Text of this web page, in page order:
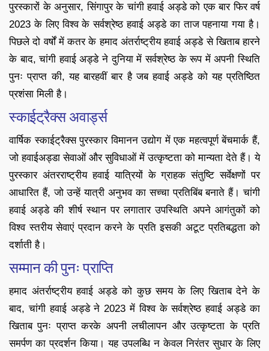
पुरस्कारों के अनुसार, सिंगापुर के चांगी हवाई अड्डे को एक बार फिर वर्ष
2023 के लिए विश्व के सर्वश्रेष्ठ हवाई अड्डे का ताज पहनाया गया है।
पिछले दो वर्षों में कतर के हमाद अंतर्राष्ट्रीय हवाई अड्डे से खिताब हारने
के बाद, चांगी हवाई अड्डे ने दुनिया में सर्वश्रेष्ठ के रूप में अपनी स्थिति
पुनः प्राप्त की, यह बारहवीं बार है जब हवाई अड्डे को यह प्रतिष्ठित
प्रशंसा मिली है।
स्काईट्रैक्स अवार्ड्स
वार्षिक स्काईट्रैक्स पुरस्कार विमानन उद्योग में एक महत्वपूर्ण बेंचमार्क हैं,
जो हवाईअड्डा सेवाओं और सुविधाओं में उत्कृष्टता को मान्यता देते हैं। ये
पुरस्कार अंतरराष्ट्रीय हवाई यात्रियों के ग्राहक संतुष्टि सर्वेक्षणों पर
आधारित हैं, जो उन्हें यात्री अनुभव का सच्चा प्रतिबिंब बनाते हैं। चांगी
हवाई अड्डे की शीर्ष स्थान पर लगातार उपस्थिति अपने आगंतुकों को
विश्व स्तरीय सेवाएं प्रदान करने के प्रति इसकी अटूट प्रतिबद्धता को
दर्शाती है।
सम्मान की पुनः प्राप्ति
हमाद अंतर्राष्ट्रीय हवाई अड्डे को कुछ समय के लिए खिताब देने के
बाद, चांगी हवाई अड्डे ने 2023 में विश्व के सर्वश्रेष्ठ हवाई अड्डे का
खिताब पुनः प्राप्त करके अपनी लचीलापन और उत्कृष्टता के प्रति
समर्पण का प्रदर्शन किया। यह उपलब्धि न केवल निरंतर सुधार के लिए